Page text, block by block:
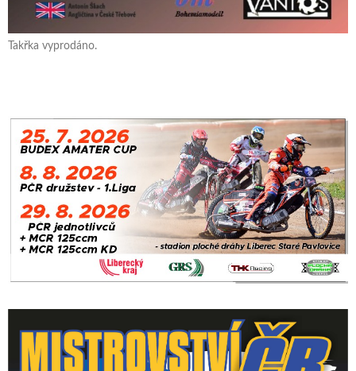
Takřka vyprodáno.